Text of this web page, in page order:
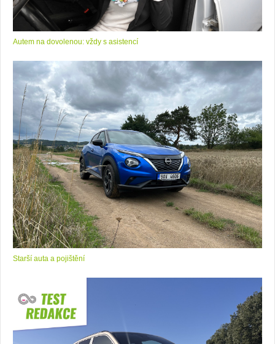
Autem na dovolenou: vždy s asistencí
Starší auta a pojištění